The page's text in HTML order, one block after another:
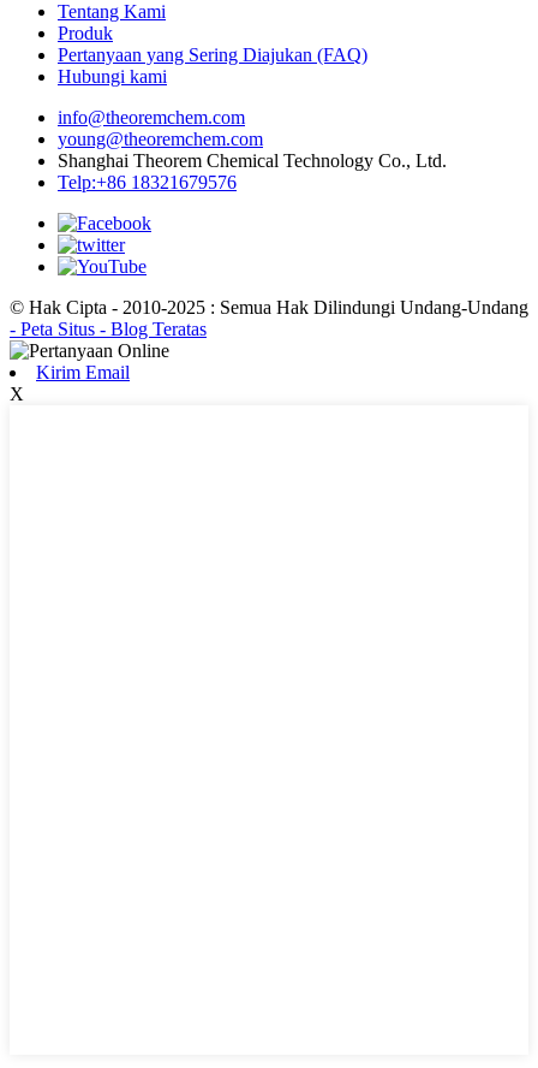
Tentang Kami
Produk
Pertanyaan yang Sering Diajukan (FAQ)
Hubungi kami
info@theoremchem.com
young@theoremchem.com
Shanghai Theorem Chemical Technology Co., Ltd.
Telp:+86 18321679576
© Hak Cipta - 2010-2025 : Semua Hak Dilindungi Undang-Undang
- Peta Situs - Blog Teratas
Kirim Email
X